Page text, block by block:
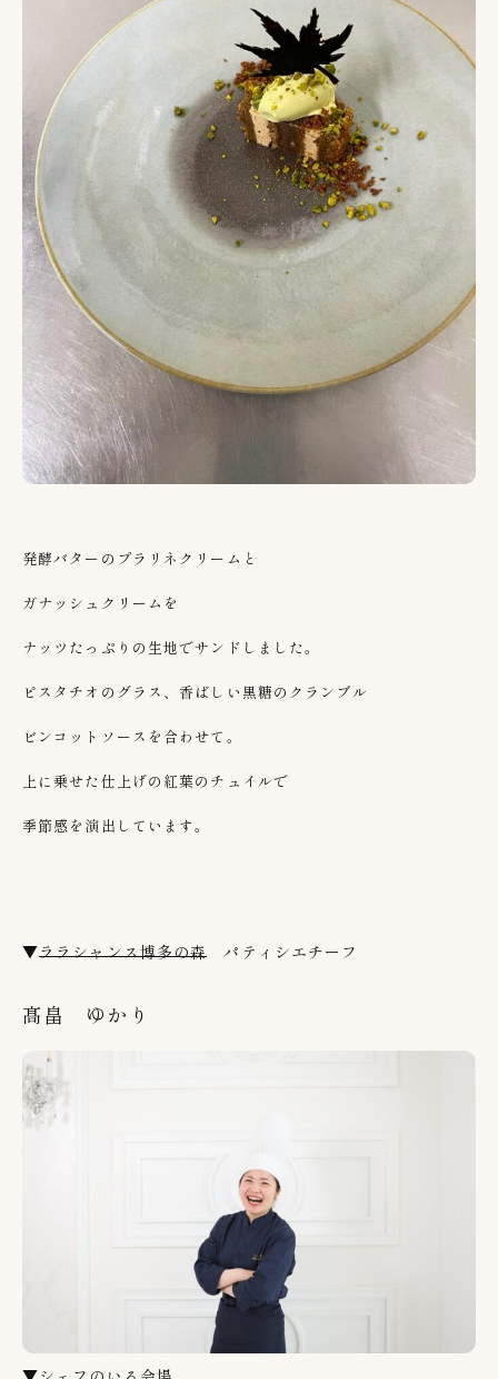
発酵バターのプラリネクリームと
ガナッシュクリームを
ナッツたっぷりの生地でサンドしました。
ピスタチオのグラス、香ばしい黒糖のクランブル
ビンコットソースを合わせて。
上に乗せた仕上げの紅葉のチュイルで
季節感を演出しています。
▼ララシャンス博多の森 パティシエチーフ
髙畠 ゆかり